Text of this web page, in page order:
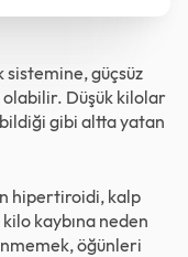
sistemine, güçsüz
Düşük kilolar
gibi altta yatan
hipertiroidi, kalp
kilo kaybına neden
öğünleri